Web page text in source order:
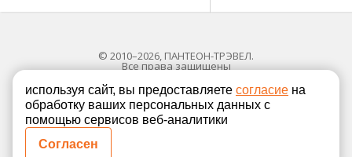
© 2010–2026, ПАНТЕОН-ТРЭВЕЛ.
Все права защищены
Политика в отношении обработки персональных
Согласие на обработку персональных данных
используя сайт, вы предоставляете согласие на
обработку ваших персональных данных с
помощью сервисов веб-аналитики
Согласен